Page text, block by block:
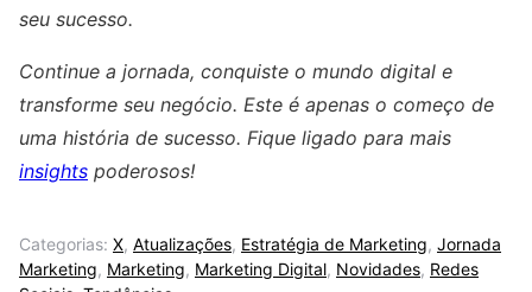
seu sucesso.
Continue a jornada, conquiste o mundo digital e
transforme seu negócio. Este é apenas o começo de
uma história de sucesso. Fique ligado para mais
insights poderosos!
Categorias: X, Atualizações, Estratégia de Marketing, Jornada
Marketing, Marketing, Marketing Digital, Novidades, Redes